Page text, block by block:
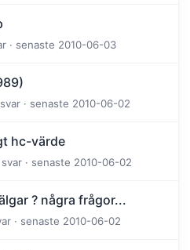
· senaste 2010-06-03
· senaste 2010-06-02
hc-värde
· senaste 2010-06-02
? några frågor...
· senaste 2010-06-02